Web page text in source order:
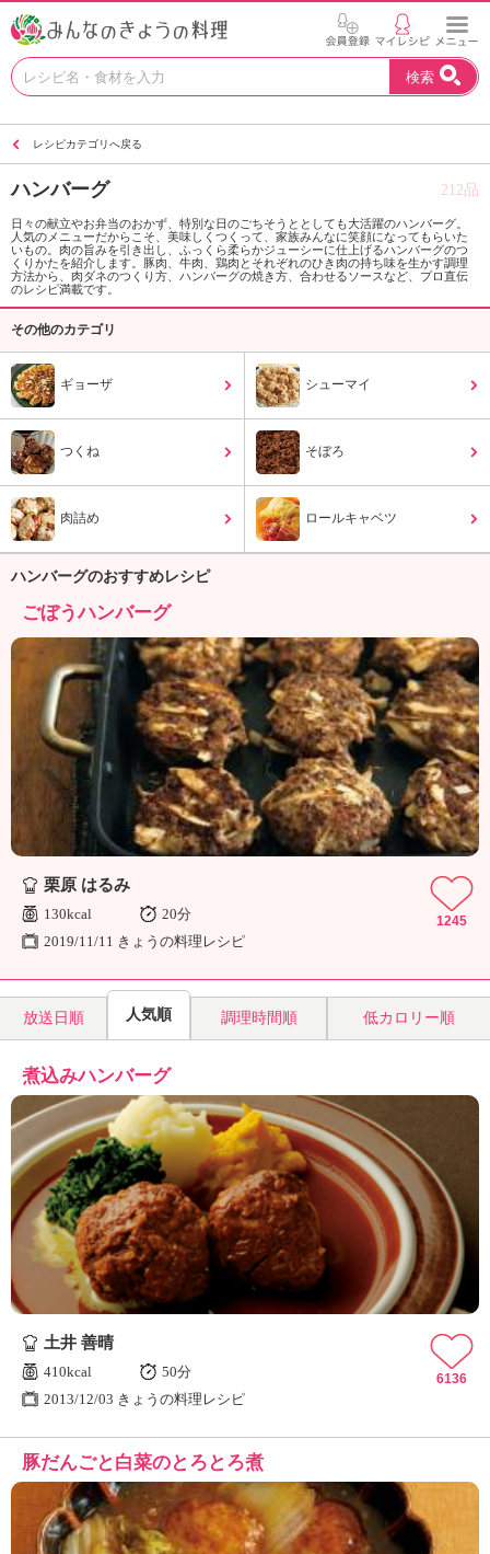
お
い
を
見
つ
け
よ
。
K
エ
ケ
「
み
ん
な
の
き
ょ
う
の
料
検索
レシピカテゴリへ戻る
ハンバーグ 212品
日々の献立やお弁当のおかず、特別な日のごちそうととしても大活躍のハンバーグ。
人気のメニューだからこそ、美味しくつくって、家族みんなに笑顔になってもらいた
いもの。肉の旨みを引き出し、ふっくら柔らかジューシーに仕上げるハンバーグのつ
くりかたを紹介します。豚肉、牛肉、鶏肉とそれぞれのひき肉の持ち味を生かす調理
方法から、肉ダネのつくり方、ハンバーグの焼き方、合わせるソースなど、プロ直伝
のレシピ満載です。
その他のカテゴリ
ギョーザ シューマイ
つくね そぼろ
肉詰め ロールキャベツ
ハンバーグのおすすめレシピ
ごぼうハンバーグ
栗原 はるみ
130kcal
20分
2019/11/11 きょうの料理レシピ
1245
放送日順 人気順 調理時間順 低カロリー順
煮込みハンバーグ
土井 善晴
410kcal
50分
2013/12/03 きょうの料理レシピ
6136
豚だんごと白菜のとろとろ煮